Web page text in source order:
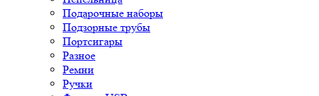
Подарочные наборы
Подзорные трубы
Портсигары
Разное
Ремни
Ручки